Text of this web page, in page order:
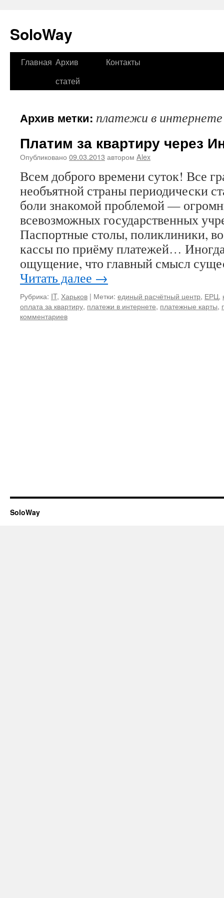
SoloWay
Перейти
Главная Архив
статей
Контакты
Архив метки: платежи в интернете
Платим за квартиру через
Опубликовано 09.03.2013 автором Alex
Всем доброго времени суток! Все
необъятной страны периодически
боли знакомой проблемой —
всевозможных государственных
Паспортные столы, поликлиники,
кассы по приёму платежей…
ощущение, что главный смысл
Читать далее →
Рубрика: IT, Харьков | Метки: единый расчётный центр, ЕРЦ,
оплата за квартиру, платежи в интернете, платежные карты,
комментариев
SoloWay